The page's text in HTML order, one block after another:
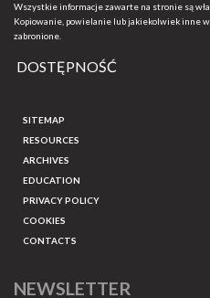
Wszystkie informacje zawarte na stronie są
Kopiowanie, powielanie lub jakiekolwiek inne
zabronione.
DOSTĘPNOŚĆ
SITEMAP
RESOURCES
ARCHIVES
EDUCATION
PRIVACY POLICY
COOKIES
CONTACTS
NEWSLETTER